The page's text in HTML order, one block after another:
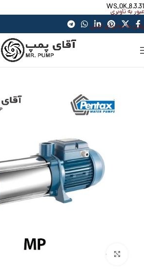
WS_OK_8.3.31
عبور به ناوبری
رفتن به محتوای اصلی
بزرگنمایی تصویر